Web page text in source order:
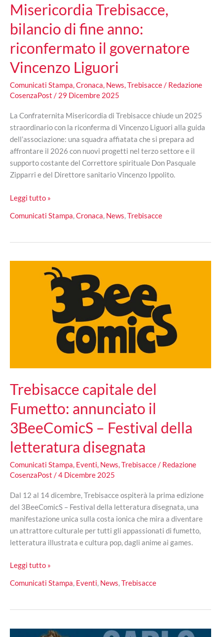
Misericordia Trebisacce,
bilancio di fine anno:
riconfermato il governatore
Vincenzo Liguori
Comunicati Stampa,Cronaca, News,Trebisacce/ Redazione
CosenzaPost / 29 Dicembre 2025
La Confraternita Misericordia di Trebisacce chiude un 2025
straordinario con la riconferma di Vincenzo Liguori alla guida
dell’associazione: una squadra affiatata che si prepara ad
affrontare il 2026 con nuovi progetti nel terzo settore e il
supporto costante del Correttore spirituale Don Pasquale
Zipparri e del Direttore sanitario Vincenzo Ippolito.
Misericordia
bilancio
fine
riconfermato
Leggi tutto »
Comunicati Stampa Cronaca News Trebisacce
Trebisacce capitale del
Fumetto: annunciato il
3BeeComicS – Festival della
letteratura disegnata
Comunicati Stampa, Eventi, News,Trebisacce/ Redazione
CosenzaPost /4 Dicembre 2025
Dal 12 al 14 dicembre, Trebisacce ospiterà la prima edizione
del 3BeeComicS – Festival della letteratura disegnata, una
manifestazione unica sulla costa ionica che mira a diventare
un attrattore culturale per tutti gli appassionati di fumetto,
letteratura illustrata e cultura pop, dagli anime ai games.
Trebisacce
del
annunciato
Leggi tutto »
Comunicati Stampa, Eventi, News,Trebisacce